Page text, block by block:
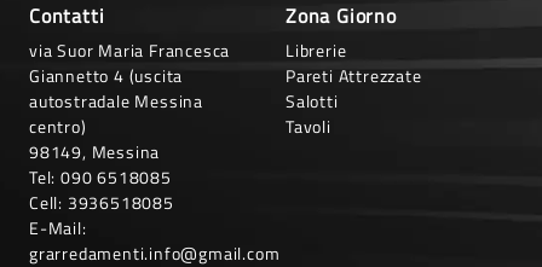
Contatti
via Suor Maria Francesca
Giannetto 4 (uscita
autostradale Messina
centro)
98149, Messina
Tel: 090 6518085
Cell: 3936518085
E-Mail:
grarredamenti.info@gmail.com
Zona Giorno
Librerie
Pareti Attrezzate
Salotti
Tavoli